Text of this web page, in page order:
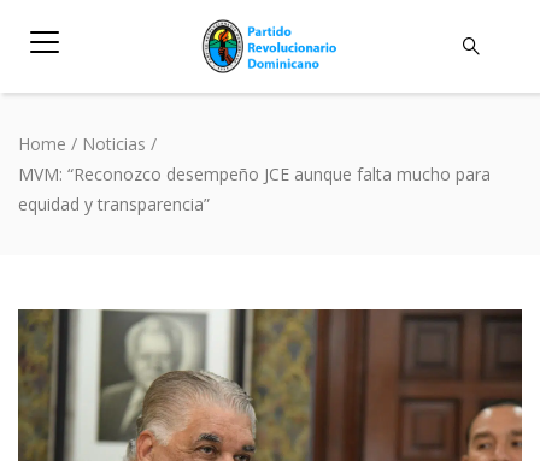
Home / Noticias /
MVM: “Reconozco desempeño JCE aunque falta mucho para
equidad y transparencia”